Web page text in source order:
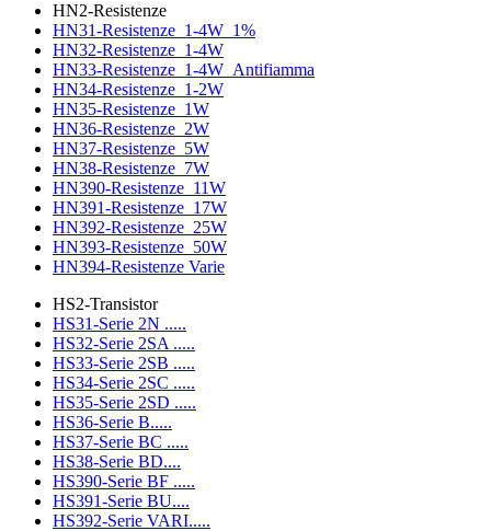
HN2-Resistenze
HN31-Resistenze_1-4W_1%
HN32-Resistenze_1-4W
HN33-Resistenze_1-4W_Antifiamma
HN34-Resistenze_1-2W
HN35-Resistenze_1W
HN36-Resistenze_2W
HN37-Resistenze_5W
HN38-Resistenze_7W
HN390-Resistenze_11W
HN391-Resistenze_17W
HN392-Resistenze_25W
HN393-Resistenze_50W
HN394-Resistenze Varie
HS2-Transistor
HS31-Serie 2N .....
HS32-Serie 2SA .....
HS33-Serie 2SB .....
HS34-Serie 2SC .....
HS35-Serie 2SD .....
HS36-Serie B.....
HS37-Serie BC .....
HS38-Serie BD....
HS390-Serie BF .....
HS391-Serie BU....
HS392-Serie VARI.....